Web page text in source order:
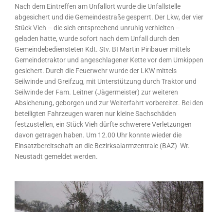
Nach dem Eintreffen am Unfallort wurde die Unfallstelle
abgesichert und die Gemeindestraße gesperrt. Der Lkw, der vier
Stück Vieh – die sich entsprechend unruhig verhielten –
geladen hatte, wurde sofort nach dem Unfall durch den
Gemeindebediensteten Kdt. Stv. BI Martin Piribauer mittels
Gemeindetraktor und angeschlagener Kette vor dem Umkippen
gesichert. Durch die Feuerwehr wurde der LKW mittels
Seilwinde und Greifzug, mit Unterstützung durch Traktor und
Seilwinde der Fam. Leitner (Jägermeister) zur weiteren
Absicherung, geborgen und zur Weiterfahrt vorbereitet. Bei den
beteiligten Fahrzeugen waren nur kleine Sachschäden
festzustellen, ein Stück Vieh dürfte schwerere Verletzungen
davon getragen haben. Um 12.00 Uhr konnte wieder die
Einsatzbereitschaft an die Bezirksalarmzentrale (BAZ) Wr.
Neustadt gemeldet werden.